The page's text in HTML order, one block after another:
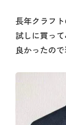
長年クラフ
試しに買っ
良かったの